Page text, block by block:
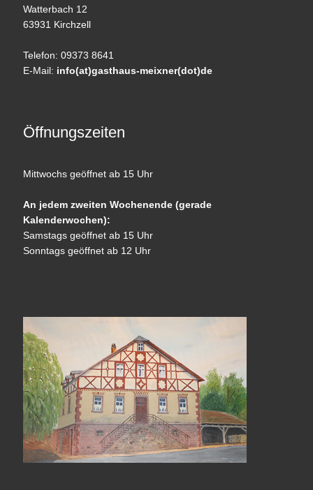
Watterbach 12
63931 Kirchzell
Telefon: 09373 8641
E-Mail: info(at)gasthaus-meixner(dot)de
Öffnungszeiten
Mittwochs geöffnet ab 15 Uhr
An jedem zweiten Wochenende (gerade
Kalenderwochen):
Samstags geöffnet ab 15 Uhr
Sonntags geöffnet ab 12 Uhr